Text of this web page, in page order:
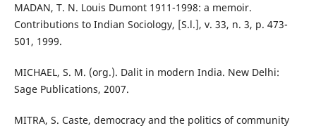
MADAN, T. N. Louis Dumont 1911-1998: a memoir.
Contributions to Indian Sociology, [S.l.], v. 33, n. 3, p. 473-
501, 1999.
MICHAEL, S. M. (org.). Dalit in modern India. New Delhi:
Sage Publications, 2007.
MITRA, S. Caste, democracy and the politics of community